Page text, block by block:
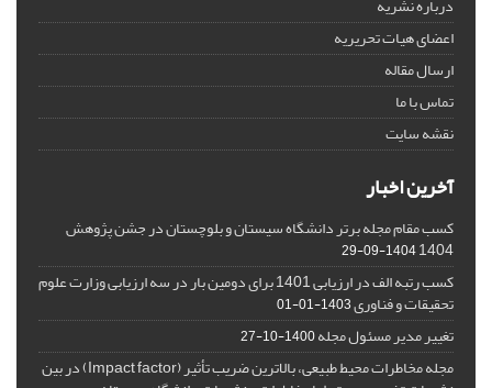
درباره نشریه
اعضای هیات تحریریه
ارسال مقاله
تماس با ما
نقشه سایت
آخرین اخبار
کسب مقام مجله برتر دانشگاه سیستان و بلوچستان در جشن پژوهش
1404
1404-09-29
کسب رتبه الف در ارزیابی 1401 برای دومین بار در سه ارزیابی وزارت علوم
تحقیقات و فناوری1403-01-01
تغییر مدیر مسئول مجله1400-10-27
مجله مخاطرات محیط طبیعی، بالاترین ضریب تأثیر (Impact factor) در بین